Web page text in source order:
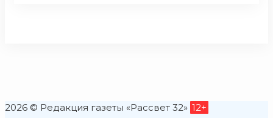
2026 © Редакция газеты «Рассвет 32» 12+